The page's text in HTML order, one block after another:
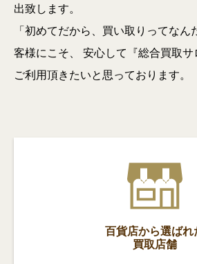
出致します。
「初めてだから、買い取りってなん
客様にこそ、
安心して『総合買取
ご利用頂きたいと思っております。
百貨店から選ばれ
買取店舗